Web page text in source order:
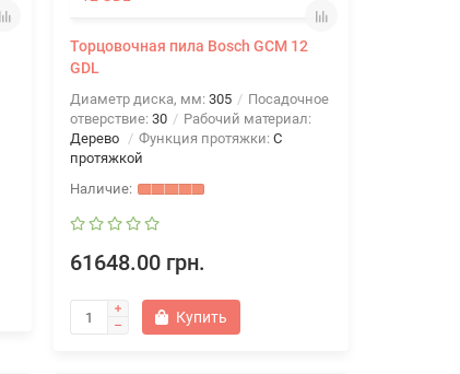
Торцовочная пила Bosch GCM 12
GDL
Диаметр диска, мм: 305
Посадочное
отверствие: 30
Рабочий материал:
Дерево
Функция протяжки: C
протяжкой
61648.00 грн.
Купить